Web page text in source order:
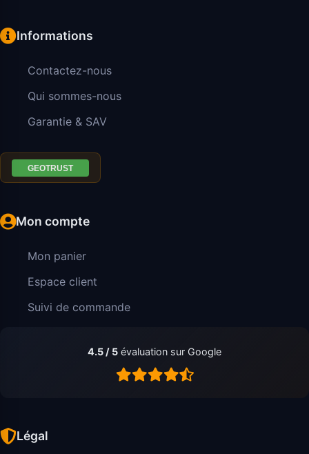
Informations
Contactez-nous
Qui sommes-nous
Garantie & SAV
Mon compte
Mon panier
Espace client
Suivi de commande
4.5 / 5 évaluation sur Google
Légal